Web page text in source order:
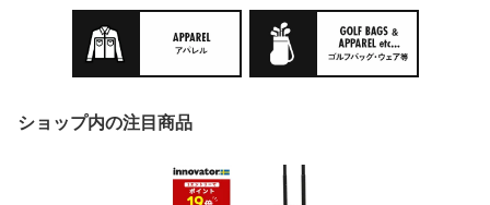
ショップ内の注目商品